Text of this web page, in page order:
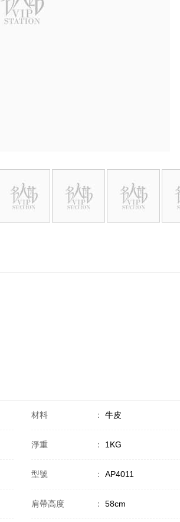
材料 ： 牛皮
淨重 ： 1KG
型號 ： AP4011
肩帶高度 ： 58cm